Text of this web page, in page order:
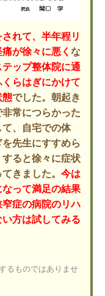
れて、半年程リ
が徐々に悪く な
ップ整体院に通
らはぎにかけて
態でした。朝起き
常につらかった
、自宅での体
先生にすすめら
ると徐々に症状
きました。 今は
って満足の結果
窄症の病院のリハ
方は試してみる
るものではありませ